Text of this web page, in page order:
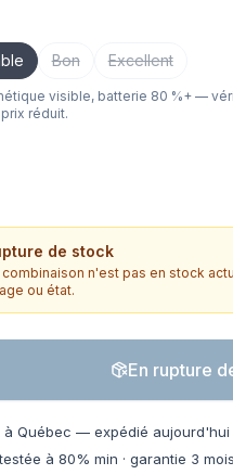
Bon Excellent
visible, batterie 80 %+ —
réduit.
de stock
n'est pas en stock
ou état.
En rupture
à Québec — expédié aujourd'hui
à 80% min · garantie 3